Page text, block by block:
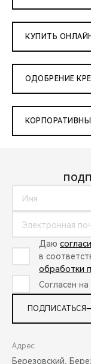
КУПИТЬ
ОДОБРЕНИЕ
Даю
в
обработки
Согласен на
ПОДПИСАТЬСЯ
Адрес:
Березовский,